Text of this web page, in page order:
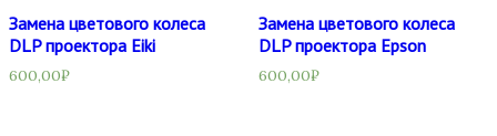
Замена цветового колеса
DLP проектора Eiki
600,00₽
Замена цветового колеса
DLP проектора Epson
600,00₽